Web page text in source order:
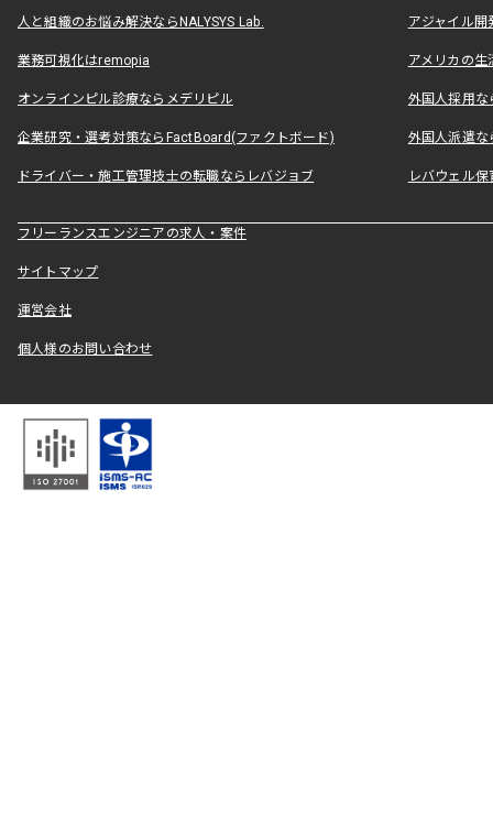
人と組織のお悩み解決ならNALYSYS Lab. アジャイル
業務可視化はremopia アメリカの
オンラインピル診療ならメデリピル 外国人採用
企業研究・選考対策ならFactBoard(ファクトボード) 外国人派遣な
ドライバー・施工管理技士の転職ならレバジョブ レバウェル
フリーランスエンジニアの求人・案件
サイトマップ
運営会社
個人様のお問い合わせ